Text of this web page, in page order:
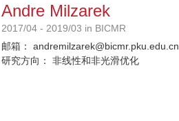
Andre Milzarek
2017/04 - 2019/03 in BICMR
邮箱：
andremilzarek@bicmr.pku.edu.cn
研究方向：
非线性和非光滑优化